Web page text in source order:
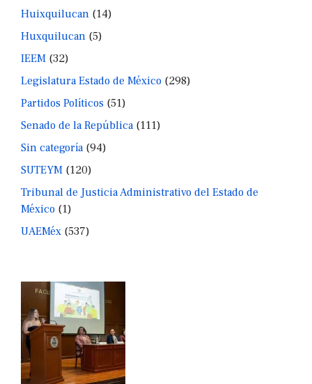
Huixquilucan (14)
Huxquilucan (5)
IEEM (32)
Legislatura Estado de México (298)
Partidos Políticos (51)
Senado de la República(111)
Sin categoría(94)
SUTEYM (120)
Tribunal de Justicia Administrativo del Estado de
México (1)
UAEMéx (537)